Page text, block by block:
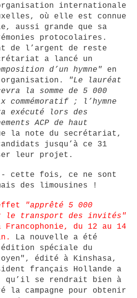
internationale
où elle est connue
aussi grande que sa
protocolaires.
de l’argent de reste
a lancé un
d’un hymne" en
"Le lauréat
la somme de 5 000
commémoratif ; l’hymne
exécuté lors des
ACP de haut
la note du secrétariat,
jusqu’à ce 31
leur projet.
cette fois, ce ne sont
des limousines !
"apprêté 5 000
le transport des invités"
Francophonie, du 12 au 14
La nouvelle a été
édition spéciale du
édité à Kinshasa,
français Hollande a
qu’il se rendrait bien à
la campagne pour obtenir